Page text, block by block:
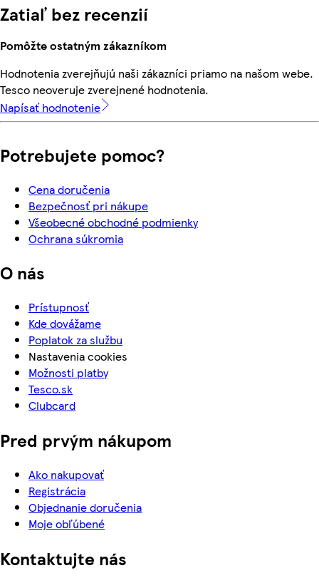
Zatiaľ bez recenzií
Pomôžte ostatným zákazníkom
Hodnotenia zverejňujú naši zákazníci priamo na našom webe.
Tesco neoveruje zverejnené hodnotenia.
Napísať hodnotenie
Potrebujete pomoc?
Cena doručenia
Bezpečnosť pri nákupe
Všeobecné obchodné podmienky
Ochrana súkromia
O nás
Prístupnosť
Kde dovážame
Poplatok za službu
Nastavenia cookies
Možnosti platby
Tesco.sk
Clubcard
Pred prvým nákupom
Ako nakupovať
Registrácia
Objednanie doručenia
Moje obľúbené
Kontaktujte nás